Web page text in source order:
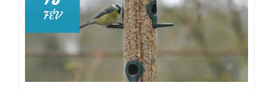
FÉV